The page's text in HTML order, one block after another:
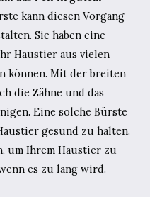
kann diesen Vorgang
Sie haben eine
Haustier aus vielen
können. Mit der breiten
die Zähne und das
Eine solche Bürste
gesund zu halten.
um Ihrem Haustier zu
es zu lang wird.